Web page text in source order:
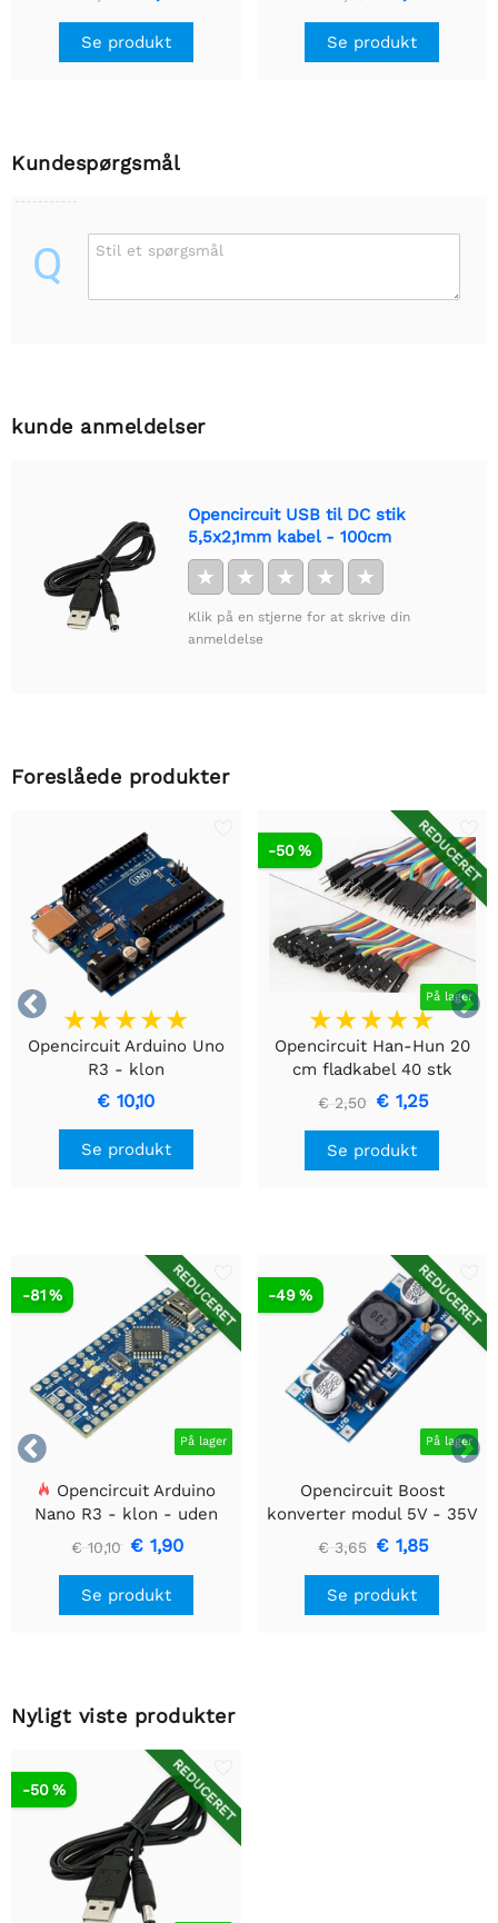
Se produkt Se produkt
Kundespørgsmål
Q Stil et spørgsmål
kunde anmeldelser
Opencircuit USB til DC stik
5,5x2,1mm kabel - 100cm
★ ★ ★ ★ ★
Klik på en stjerne for at skrive din
anmeldelse
Foreslåede produkter


Opencircuit Arduino Uno
R3 - klon
€ 10,10
Se produkt
REDUCERET
På lager
-50 %
Opencircuit Han-Hun 20
cm fladkabel 40 stk
€ 2,50 € 1,25
Se produkt


REDUCERET
På lager
-81 %
Opencircuit Arduino
Nano R3 - klon - uden
headere
€ 10,10 € 1,90
Se produkt
REDUCERET
På lager
-49 %
Opencircuit Boost
konverter modul 5V - 35V
XL6009
€ 3,65 € 1,85
Se produkt
Nyligt viste produkter
REDUCERET
-50 %